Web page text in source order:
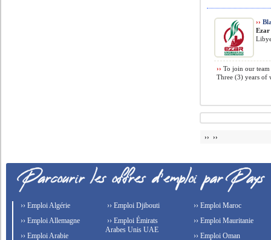
››
Ezar
›› To join our team
Three (3) years of
›› ››
›› Emploi Algérie
›› Emploi Allemagne
›› Emploi Arabie
›› Emploi Djibouti
›› Emploi Émirats
Arabes Unis UAE
›› Emploi Maroc
›› Emploi Mauritanie
›› Emploi Oman